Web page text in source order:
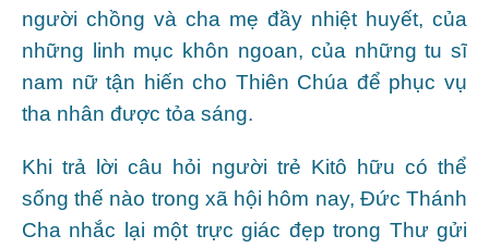
người chồng và cha mẹ đầy nhiệt huyết, của
những linh mục khôn ngoan, của những tu sĩ
nam nữ tận hiến cho Thiên Chúa để phục vụ
tha nhân được tỏa sáng.
Khi trả lời câu hỏi người trẻ Kitô hữu có thể
sống thế nào trong xã hội hôm nay, Đức Thánh
Cha nhắc lại một trực giác đẹp trong Thư gửi